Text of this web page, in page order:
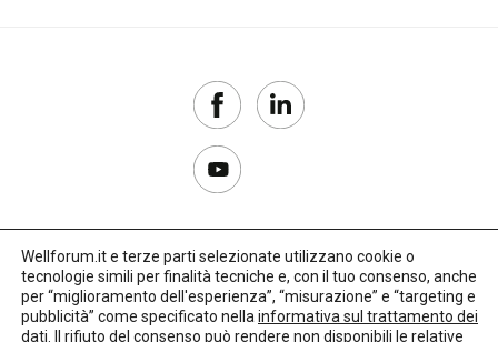
Copyright 2017–2026
Privacy Policy
Wellforum.it e terze parti selezionate utilizzano cookie o
tecnologie simili per finalità tecniche e, con il tuo consenso, anche
per “miglioramento dell'esperienza”, “misurazione” e “targeting e
pubblicità” come specificato nella informativa sul trattamento dei
dati . Il rifiuto del consenso può rendere non disponibili le relative